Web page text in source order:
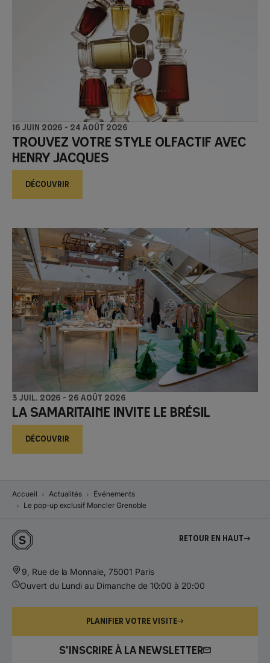
16 juin 2026 - 24 août 2026
Trouvez votre style olfactif avec
Henry Jacques
DÉCOUVRIR
3 juil. 2026 - 26 août 2026
La Samaritaine invite le Brésil
DÉCOUVRIR
Accueil Actualités
Événements
Le pop-up exclusif Moncler Grenoble
Retour en haut
9, Rue de la Monnaie, 75001 Paris
Ouvert du Lundi au Dimanche de 10:00 à 20:00
PLANIFIER VOTRE VISITE
S'INSCRIRE À LA NEWSLETTER